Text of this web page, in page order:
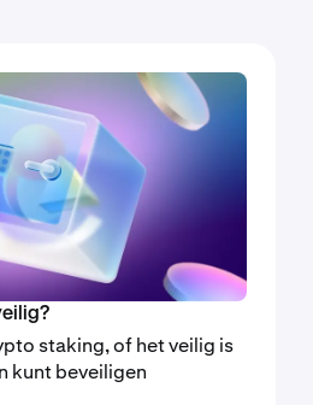
staking, of het veilig is
kunt beveiligen